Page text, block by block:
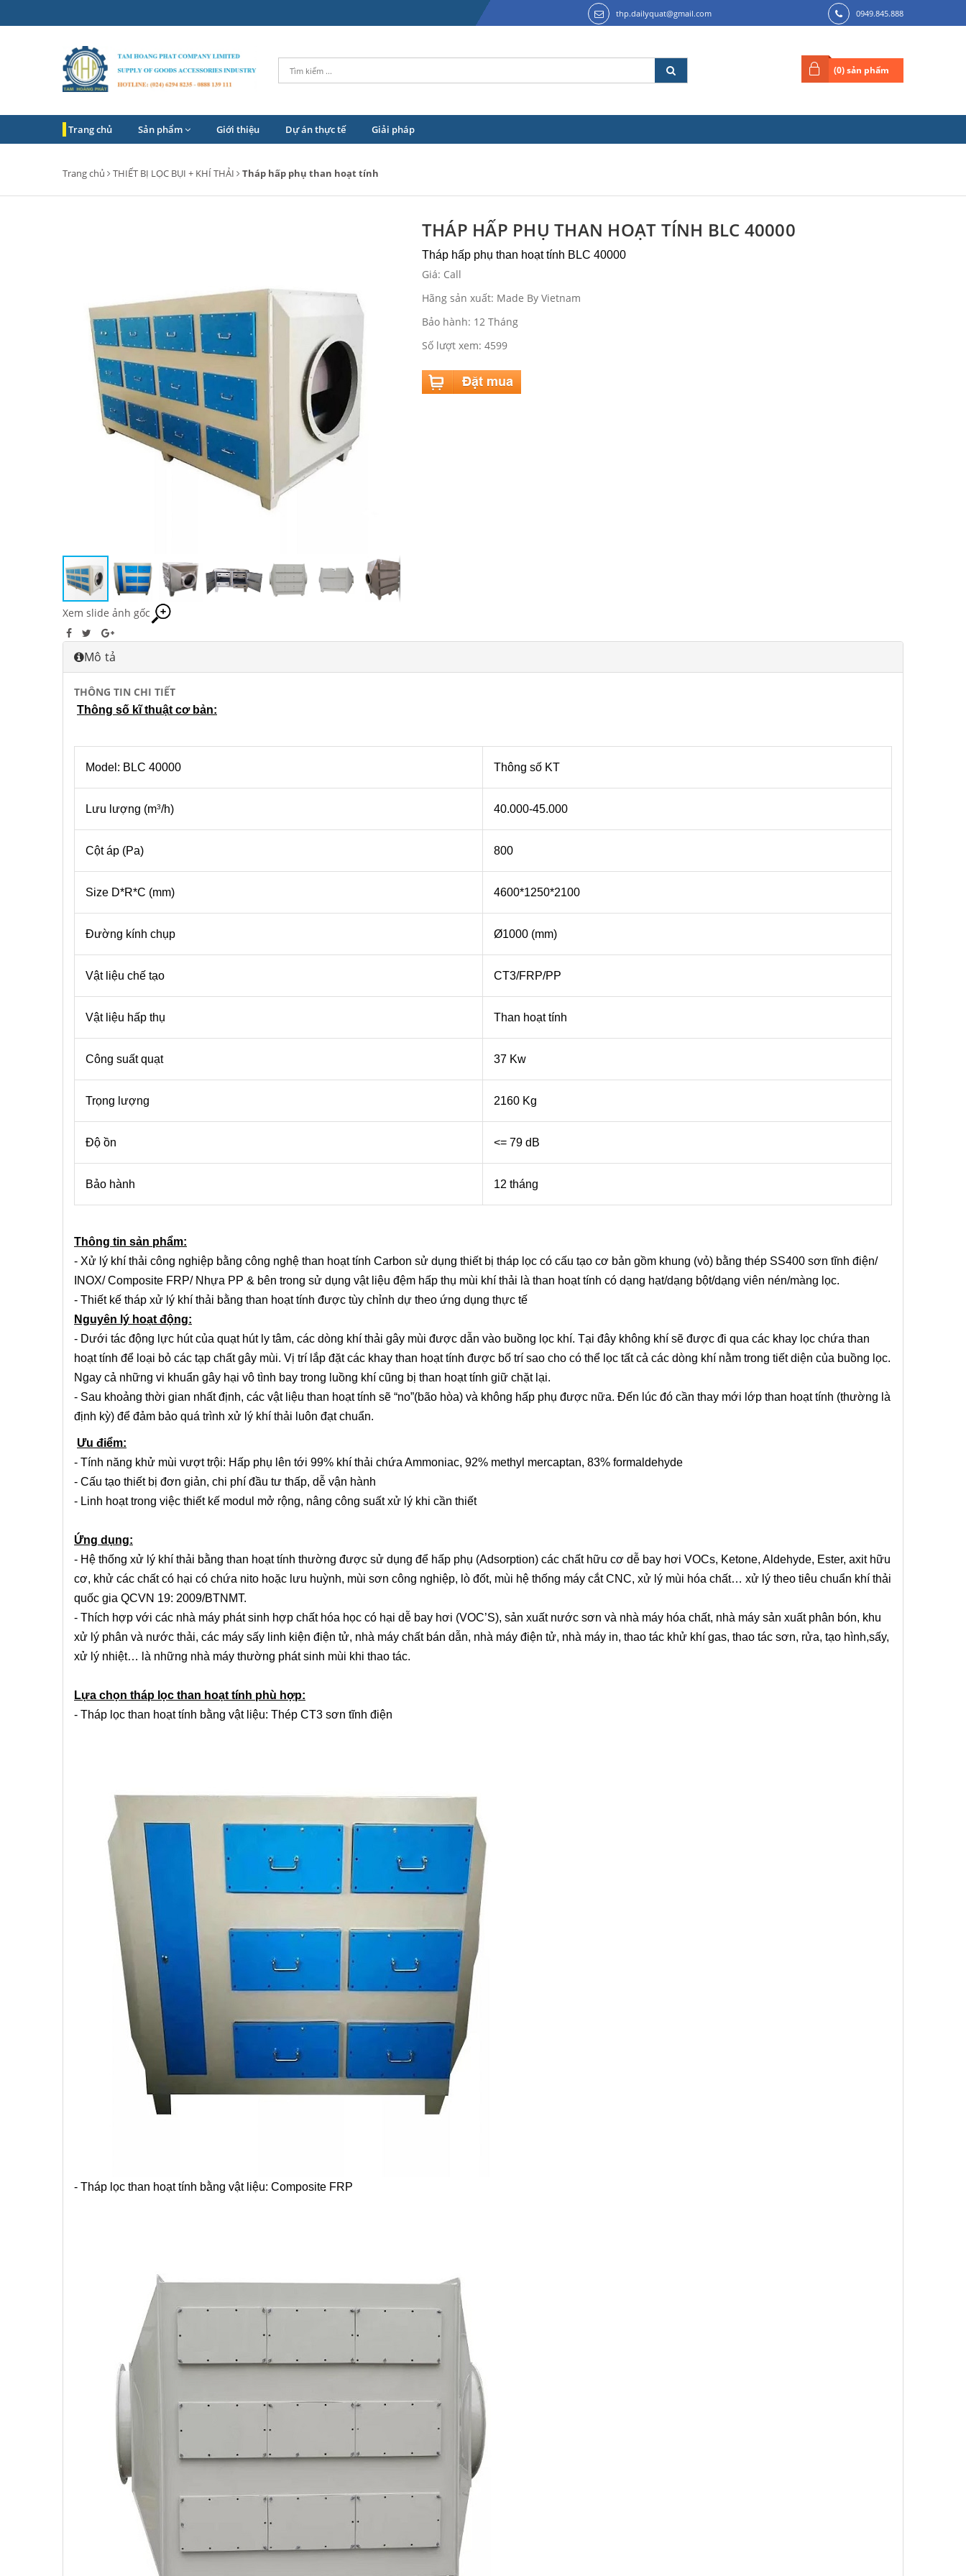
thp.dailyquat@gmail.com 0949.845.888
(0) sản phẩm
Trang chủ Sản phẩm Giới thiệu Dự án thực tế Giải pháp
Trang chủ THIẾT BỊ LỌC BỤI + KHÍ THẢI Tháp hấp phụ than hoạt tính
Xem slide ảnh gốc
THÁP HẤP PHỤ THAN HOẠT TÍNH BLC 40000
Tháp hấp phụ than hoạt tính BLC 40000
Giá: Call
Hãng sản xuất: Made By Vietnam
Bảo hành: 12 Tháng
Số lượt xem: 4599
Mô tả
THÔNG TIN CHI TIẾT
Thông số kĩ thuật cơ bản:
Model: BLC 40000 Thông số KT
Lưu lượng (m3/h) 40.000-45.000
Cột áp (Pa) 800
Size D*R*C (mm) 4600*1250*2100
Đường kính chụp Ø1000 (mm)
Vật liệu chế tạo CT3/FRP/PP
Vật liệu hấp thụ Than hoạt tính
Công suất quạt 37 Kw
Trọng lượng 2160 Kg
Độ ồn <= 79 dB
Bảo hành 12 tháng
Thông tin sản phẩm:
- Xử lý khí thải công nghiệp bằng công nghệ than hoạt tính Carbon sử dụng thiết bị tháp lọc có cấu tạo cơ bản gồm khung (vỏ) bằng thép SS400 sơn tĩnh điện/
INOX/ Composite FRP/ Nhựa PP & bên trong sử dụng vật liệu đệm hấp thụ mùi khí thải là than hoạt tính có dạng hạt/dạng bột/dạng viên nén/màng lọc.
- Thiết kế tháp xử lý khí thải bằng than hoạt tính được tùy chỉnh dự theo ứng dụng thực tế
Nguyên lý hoạt động:
- Dưới tác động lực hút của quạt hút ly tâm, các dòng khí thải gây mùi được dẫn vào buồng lọc khí. Tại đây không khí sẽ được đi qua các khay lọc chứa than
hoạt tính để loại bỏ các tạp chất gây mùi. Vị trí lắp đặt các khay than hoạt tính được bố trí sao cho có thể lọc tất cả các dòng khí nằm trong tiết diện của buồng lọc.
Ngay cả những vi khuẩn gây hại vô tình bay trong luồng khí cũng bị than hoạt tính giữ chặt lại.
- Sau khoảng thời gian nhất định, các vật liệu than hoạt tính sẽ “no”(bão hòa) và không hấp phụ được nữa. Đến lúc đó cần thay mới lớp than hoạt tính (thường là
định kỳ) để đảm bảo quá trình xử lý khí thải luôn đạt chuẩn.
Ưu điểm:
- Tính năng khử mùi vượt trội: Hấp phụ lên tới 99% khí thải chứa Ammoniac, 92% methyl mercaptan, 83% formaldehyde
- Cấu tạo thiết bị đơn giản, chi phí đầu tư thấp, dễ vận hành
- Linh hoạt trong việc thiết kế modul mở rộng, nâng công suất xử lý khi cần thiết
Ứng dụng:
- Hệ thống xử lý khí thải bằng than hoạt tính thường được sử dụng để hấp phụ (Adsorption) các chất hữu cơ dễ bay hơi VOCs, Ketone, Aldehyde, Ester, axit hữu
cơ, khử các chất có hại có chứa nito hoặc lưu huỳnh, mùi sơn công nghiệp, lò đốt, mùi hệ thống máy cắt CNC, xử lý mùi hóa chất… xử lý theo tiêu chuẩn khí thải
quốc gia QCVN 19: 2009/BTNMT.
- Thích hợp với các nhà máy phát sinh hợp chất hóa học có hại dễ bay hơi (VOC’S), sản xuất nước sơn và nhà máy hóa chất, nhà máy sản xuất phân bón, khu
xử lý phân và nước thải, các máy sấy linh kiện điện tử, nhà máy chất bán dẫn, nhà máy điện tử, nhà máy in, thao tác khử khí gas, thao tác sơn, rửa, tạo hình,sấy,
xử lý nhiệt… là những nhà máy thường phát sinh mùi khi thao tác.
Lựa chọn tháp lọc than hoạt tính phù hợp:
- Tháp lọc than hoạt tính bằng vật liệu: Thép CT3 sơn tĩnh điện
- Tháp lọc than hoạt tính bằng vật liệu: Composite FRP